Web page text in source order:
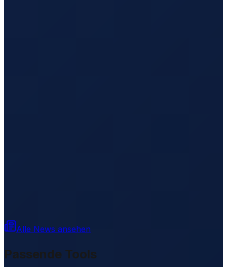
Alle News ansehen
Passende Tools